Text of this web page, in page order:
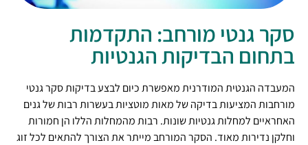
סקר גנטי מורחב: התקדמות
בתחום הבדיקות הגנטיות
המעבדה הגנטית המודרנית מאפשרת כיום לבצע בדיקות סקר גנטי
מורחבות המציעות בדיקה של מאות מוטציות בעשרות רבות של גנים
האחראיים למחלות גנטיות שונות. רבות מהמחלות הללו הן חמורות
וחלקן נדירות מאוד. הסקר המורחב מייתר את הצורך להתאים לכל זוג